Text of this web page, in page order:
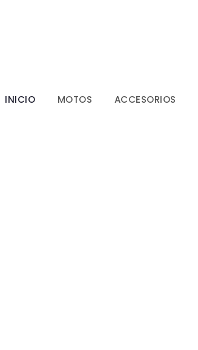
INICIO MOTOS ACCESORIOS